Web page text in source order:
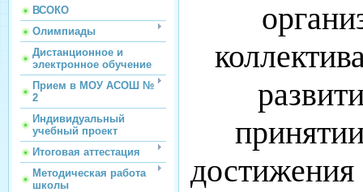
ВСОКО
Олимпиады
Дистанционное и
электронное обучение
Прием в МОУ АСОШ №
2
Индивидуальный
учебный проект
Итоговая аттестация
Методическая работа
школы